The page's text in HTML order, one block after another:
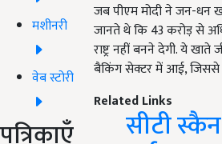
मशीनरी
वेब स्टोरी
पत्रिकाएँ
जब पीएम मोदी ने जन-धन
जानते थे कि 43 करोड़ से
राष्ट्र नहीं बनने देगी. ये
बैकिंग सेक्टर में आई, जिससे
Related Links
सीटी